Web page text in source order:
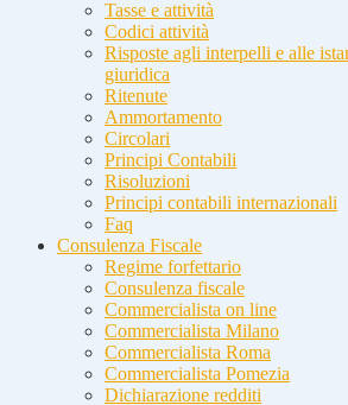
Tasse e attività
Codici attività
Risposte agli interpelli e alle
giuridica
Ritenute
Ammortamento
Circolari
Principi Contabili
Risoluzioni
Principi contabili internazionali
Faq
Consulenza Fiscale
Regime forfettario
Consulenza fiscale
Commercialista on line
Commercialista Milano
Commercialista Roma
Commercialista Pomezia
Dichiarazione redditi